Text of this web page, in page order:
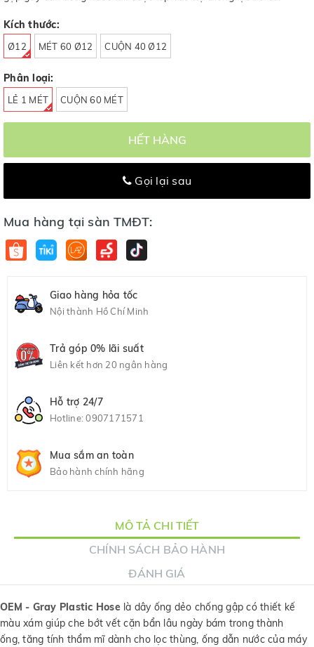
Kích thước:
Ø12 MÉT 60 Ø12 CUỘN 40 Ø12
Phân loại:
LẺ 1 MÉT CUỘN 60 MÉT
HẾT HÀNG
Gọi lại sau
Mua hàng tại sàn TMĐT:
Giao hàng hỏa tốc
Nội thành Hồ Chí Minh
Trả góp 0% lãi suất
Liên kết hơn 20 ngân hàng
Hỗ trợ 24/7
Hotline:0907171571
Mua sắm an toàn
Bảo hành chính hãng
MÔ TẢ CHI TIẾT
CHÍNH SÁCH BẢO HÀNH
ĐÁNH GIÁ
OEM - Gray Plastic Hoselà dây ống dẻo chống gập có thiết kế
màu xám giúp che bớt vết cặn bẩn lâu ngày bám trong thành
ống, tăng tính thẩm mĩ dành cho lọc thùng, ống dẫn nước của máy